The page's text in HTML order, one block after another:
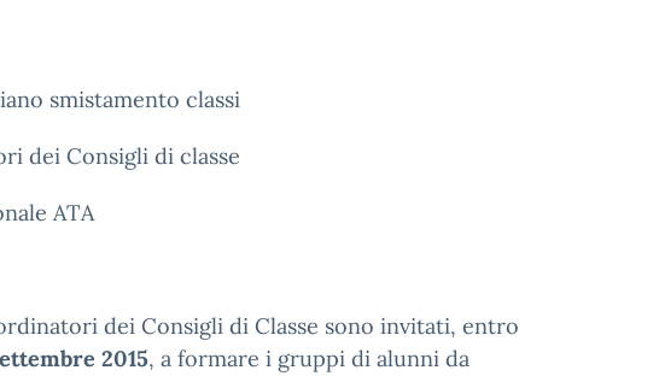
smistamento classi
dei Consigli di classe
ATA
dei Consigli di Classe sono invitati, entro
2015, a formare i gruppi di alunni da